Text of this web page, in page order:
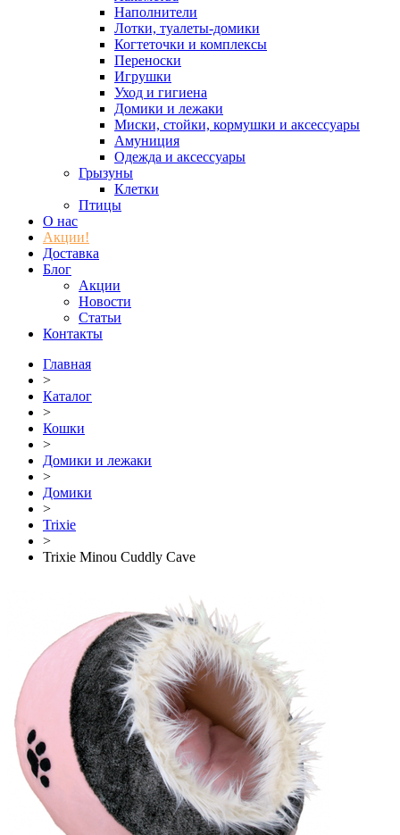
Наполнители
Лотки, туалеты-домики
Когтеточки и комплексы
Переноски
Игрушки
Уход и гигиена
Домики и лежаки
Миски, стойки, кормушки и аксессуары
Амуниция
Одежда и аксессуары
Грызуны
Клетки
Птицы
О нас
Акции!
Доставка
Блог
Акции
Новости
Статьи
Контакты
Главная
>
Каталог
>
Кошки
>
Домики и лежаки
>
Домики
>
Trixie
>
Trixie Minou Cuddly Cave